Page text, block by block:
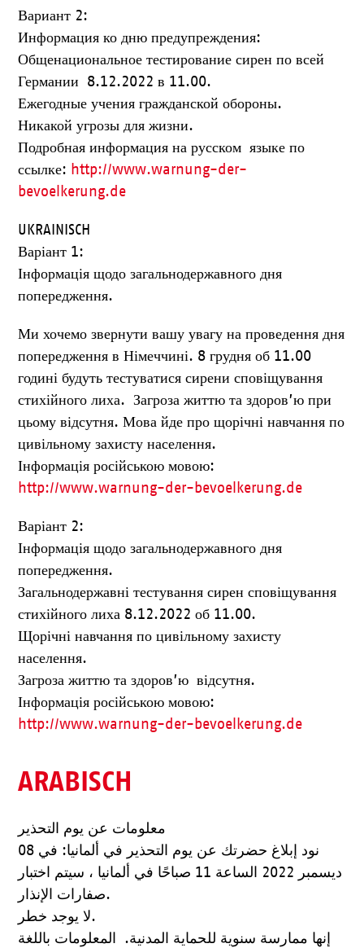
Вариант 2:
Информация ко дню предупреждения:
Общенациональное тестирование сирен по всей
Германии 8.12.2022 в 11.00.
Ежегодные учения гражданской обороны.
Никакой угрозы для жизни.
Подробная информация на русском языке по
ссылке: http://www.warnung-der-
bevoelkerung.de
UKRAINISCH
Варіант 1:
Інформація щодо загальнодержавного дня
попередження.
Ми хочемо звернути вашу увагу на проведення дня
попередження в Німеччині. 8 грудня об 11.00
годині будуть тестуватися сирени сповіщування
стихійного лиха. Загроза життю та здоров’ю при
цьому відсутня. Мова йде про щорічні навчання по
цивільному захисту населення.
Інформація російською мовою:
http://www.warnung-der-bevoelkerung.de
Варіант 2:
Інформація щодо загальнодержавного дня
попередження.
Загальнодержавні тестування сирен сповіщування
стихійного лиха 8.12.2022 об 11.00.
Щорічні навчання по цивільному захисту
населення.
Загроза життю та здоров’ю відсутня.
Інформація російською мовою:
http://www.warnung-der-bevoelkerung.de
ARABISCH
معلومات عن يوم التحذير
نود إبلاغ حضرتك عن يوم التحذير في ألمانيا: في 08
ديسمبر 2022 الساعة 11 صباحًا في ألمانيا ، سيتم اختبار
صفارات الإنذار.
لا يوجد خطر.
إنها ممارسة سنوية للحماية المدنية. المعلومات باللغة